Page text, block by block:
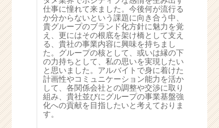
く
就
活
サ
イ
ト
チ
ア
キ
ャ
仕事に憧れて来ました。今後何が流行る
か分からないという課題に向き合う中、
貴グループのブランド化方針に魅力を覚
え、更にはその根底を架け橋として支え
る、貴社の事業内容に興味を持ちまし
た。グループの核として、或いは縁の下
の力持ちとして、私の思いを実現したい
と思いました。アルバイトで身に着けた
計画性やコミュニケーション能力を活か
して、各関係会社との調整や交渉に取り
組み、貴社並びにグループの事業基盤強
化への貢献を目指したいと考えておりま
す。